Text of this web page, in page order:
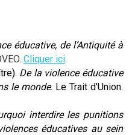
éducative, de l’Antiquité à
Cliquer ici.
De la violence éducative
le monde. Le Trait d’Union.
interdire les punitions
éducatives au sein